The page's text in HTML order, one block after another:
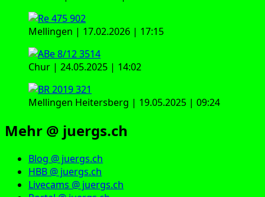
Mellingen | 17.02.2026 | 17:15
Chur | 24.05.2025 | 14:02
Mellingen Heitersberg | 19.05.2025 | 09:24
Mehr @ juergs.ch
Blog @ juergs.ch
HBB @ juergs.ch
Livecams @ juergs.ch